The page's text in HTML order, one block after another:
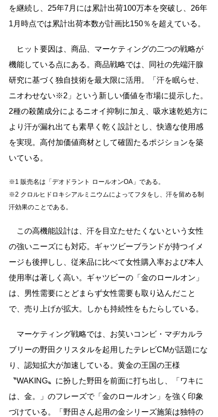
を継続し、25年7月には累計出荷100万本を突破し、26年
1月時点では累計出荷本数が計画比150％を超えている。
ヒット要因は、商品、マーケティングの二つの戦略が
機能している点にある。商品戦略では、同社の先端汗腺
研究に基づく独自技術を最大限に活用。「汗を眠らせ、
ニオわせない※2」という新しい価値を市場に提示した。
2種の殺菌成分によるニオイ抑制に加え、吸水速乾処方に
より汗が漏れ出ても素早く乾く設計とし、快適な使用感
を実現。高付加価値商材として確固たるポジションを築
いている。
※1 販売名は「デオドラント ロールオンOA」である。
※2 クロルヒドロキシアルミニウムによってフタをし、汗を留める制
汗効果のことである。
この高機能設計は、汗を目立たせたくないという女性
の強いニーズにも対応。ギャツビーブランドが持つイメ
ージも後押しし、従来品に比べて女性購入率および本人
使用率は著しく高い。ギャツビーの「金のロールオン」
は、男性需要にとどまらず女性需要も取り込んだこと
で、売り上げが拡大。しかも持続性をもたらしている。
マーケティング戦略では、お笑いコンビ・マヂカルラ
ブリーの野田クリスタルを起用したテレビCMが話題にな
り、認知拡大が加速している。黄金の王国の王様
〝WAKING〟に扮した野田を前面に打ち出し、「ワキに
は、金。」のフレーズで「金のロールオン」を強く印象
づけている。「野田さん起用の金シリーズ施策は独特の